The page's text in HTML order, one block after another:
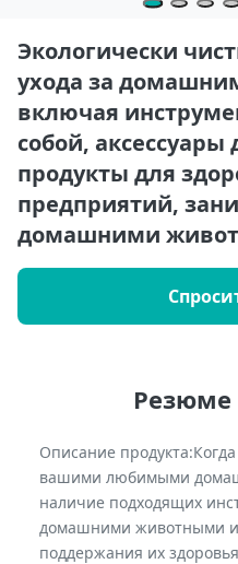
Экологически
ухода за
включая
собой,
продукты для
предприятий,
домашними
Резюме
Описание
вашими любимыми
наличие подходящих
домашними животными
поддержания их